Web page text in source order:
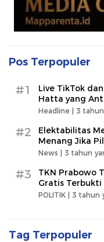
Pos Terpopuler
#1
Live TikTok
Hatta yang
Headline | 3
#2
Elektabilitas
Menang Jika
News | 3 tahun
#3
TKN Prabowo
Gratis Terbukti
POLITIK | 3 tahun
Tag Terpopuler